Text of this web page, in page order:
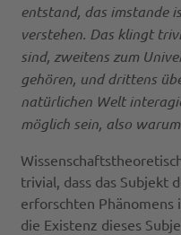
entstand, das imstande
verstehen. Das klingt
sind, zweitens zum
gehören, und drittens
natürlichen Welt
möglich sein, also
trivial, dass das Subjekt
erforschten Phänomens
die Existenz dieses